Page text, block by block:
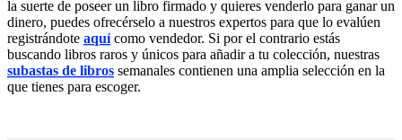
la suerte de poseer un libro firmado y quieres venderlo para ganar un
dinero, puedes ofrecérselo a nuestros expertos para que lo evalúen
registrándote aquícomo vendedor. Si por el contrario estás
buscando libros raros y únicos para añadir a tu colección, nuestras
subastas de libros semanales contienen una amplia selección en la
que tienes para escoger.